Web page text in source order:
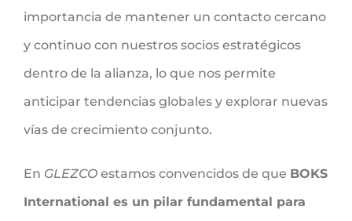
importancia de mantener un contacto cercano
y continuo con nuestros socios estratégicos
dentro de la alianza, lo que nos permite
anticipar tendencias globales y explorar nuevas
vías de crecimiento conjunto.
En GLEZCO estamos convencidos de que BOKS
International es un pilar fundamental para